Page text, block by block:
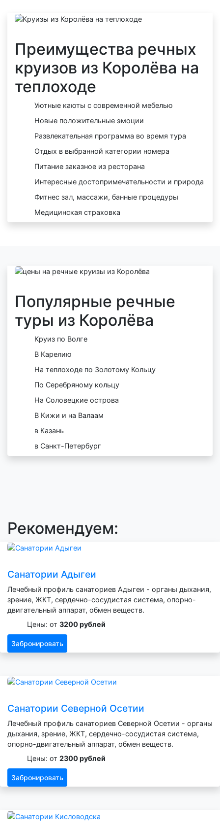
Преимущества речных
круизов из Королёва на
теплоходе
Уютные каюты с современной мебелью
Новые положительные эмоции
Развлекательная программа во время тура
Отдых в выбранной категории номера
Питание заказное из ресторана
Интересные достопримечательности и природа
Фитнес зал, массажи, банные процедуры
Медицинская страховка
Популярные речные
туры из Королёва
Круиз по Волге
В Карелию
На теплоходе по Золотому Кольцу
По Серебряному кольцу
На Соловецкие острова
В Кижи и на Валаам
в Казань
в Санкт-Петербург
Рекомендуем:
Санатории Адыгеи
Лечебный профиль санаториев Адыгеи - органы дыхания,
зрение, ЖКТ, сердечно-сосудистая система, опорно-
двигательный аппарат, обмен веществ.
Цены: от 3200 рублей
Забронировать
Санатории Северной Осетии
Лечебный профиль санаториев Северной Осетии - органы
дыхания, зрение, ЖКТ, сердечно-сосудистая система,
опорно-двигательный аппарат, обмен веществ.
Цены: от 2300 рублей
Забронировать